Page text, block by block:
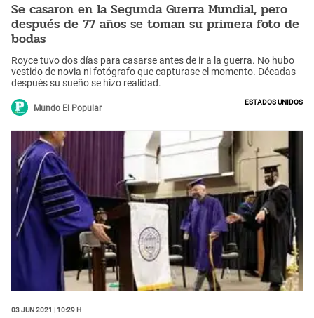
Se casaron en la Segunda Guerra Mundial, pero
después de 77 años se toman su primera foto de
bodas
Royce tuvo dos días para casarse antes de ir a la guerra. No hubo
vestido de novia ni fotógrafo que capturase el momento. Décadas
después su sueño se hizo realidad.
Mundo El Popular
Estados Unidos
03 Jun 2021 | 10:29 h